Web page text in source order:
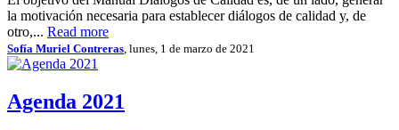
la motivación necesaria para establecer diálogos de calidad y, de
otro,... Read more
Sofía Muriel Contreras, lunes, 1 de marzo de 2021
Agenda 2021